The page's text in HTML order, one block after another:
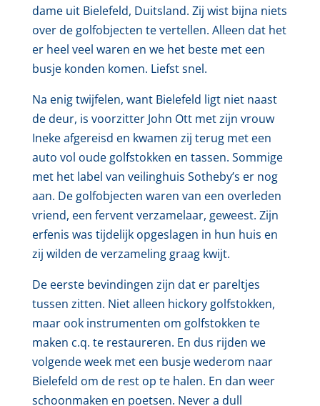
dame uit Bielefeld, Duitsland. Zij wist bijna niets
over de golfobjecten te vertellen. Alleen dat het
er heel veel waren en we het beste met een
busje konden komen. Liefst snel.
Na enig twijfelen, want Bielefeld ligt niet naast
de deur, is voorzitter John Ott met zijn vrouw
Ineke afgereisd en kwamen zij terug met een
auto vol oude golfstokken en tassen. Sommige
met het label van veilinghuis Sotheby’s er nog
aan. De golfobjecten waren van een overleden
vriend, een fervent verzamelaar, geweest. Zijn
erfenis was tijdelijk opgeslagen in hun huis en
zij wilden de verzameling graag kwijt.
De eerste bevindingen zijn dat er pareltjes
tussen zitten. Niet alleen hickory golfstokken,
maar ook instrumenten om golfstokken te
maken c.q. te restaureren. En dus rijden we
volgende week met een busje wederom naar
Bielefeld om de rest op te halen. En dan weer
schoonmaken en poetsen. Never a dull